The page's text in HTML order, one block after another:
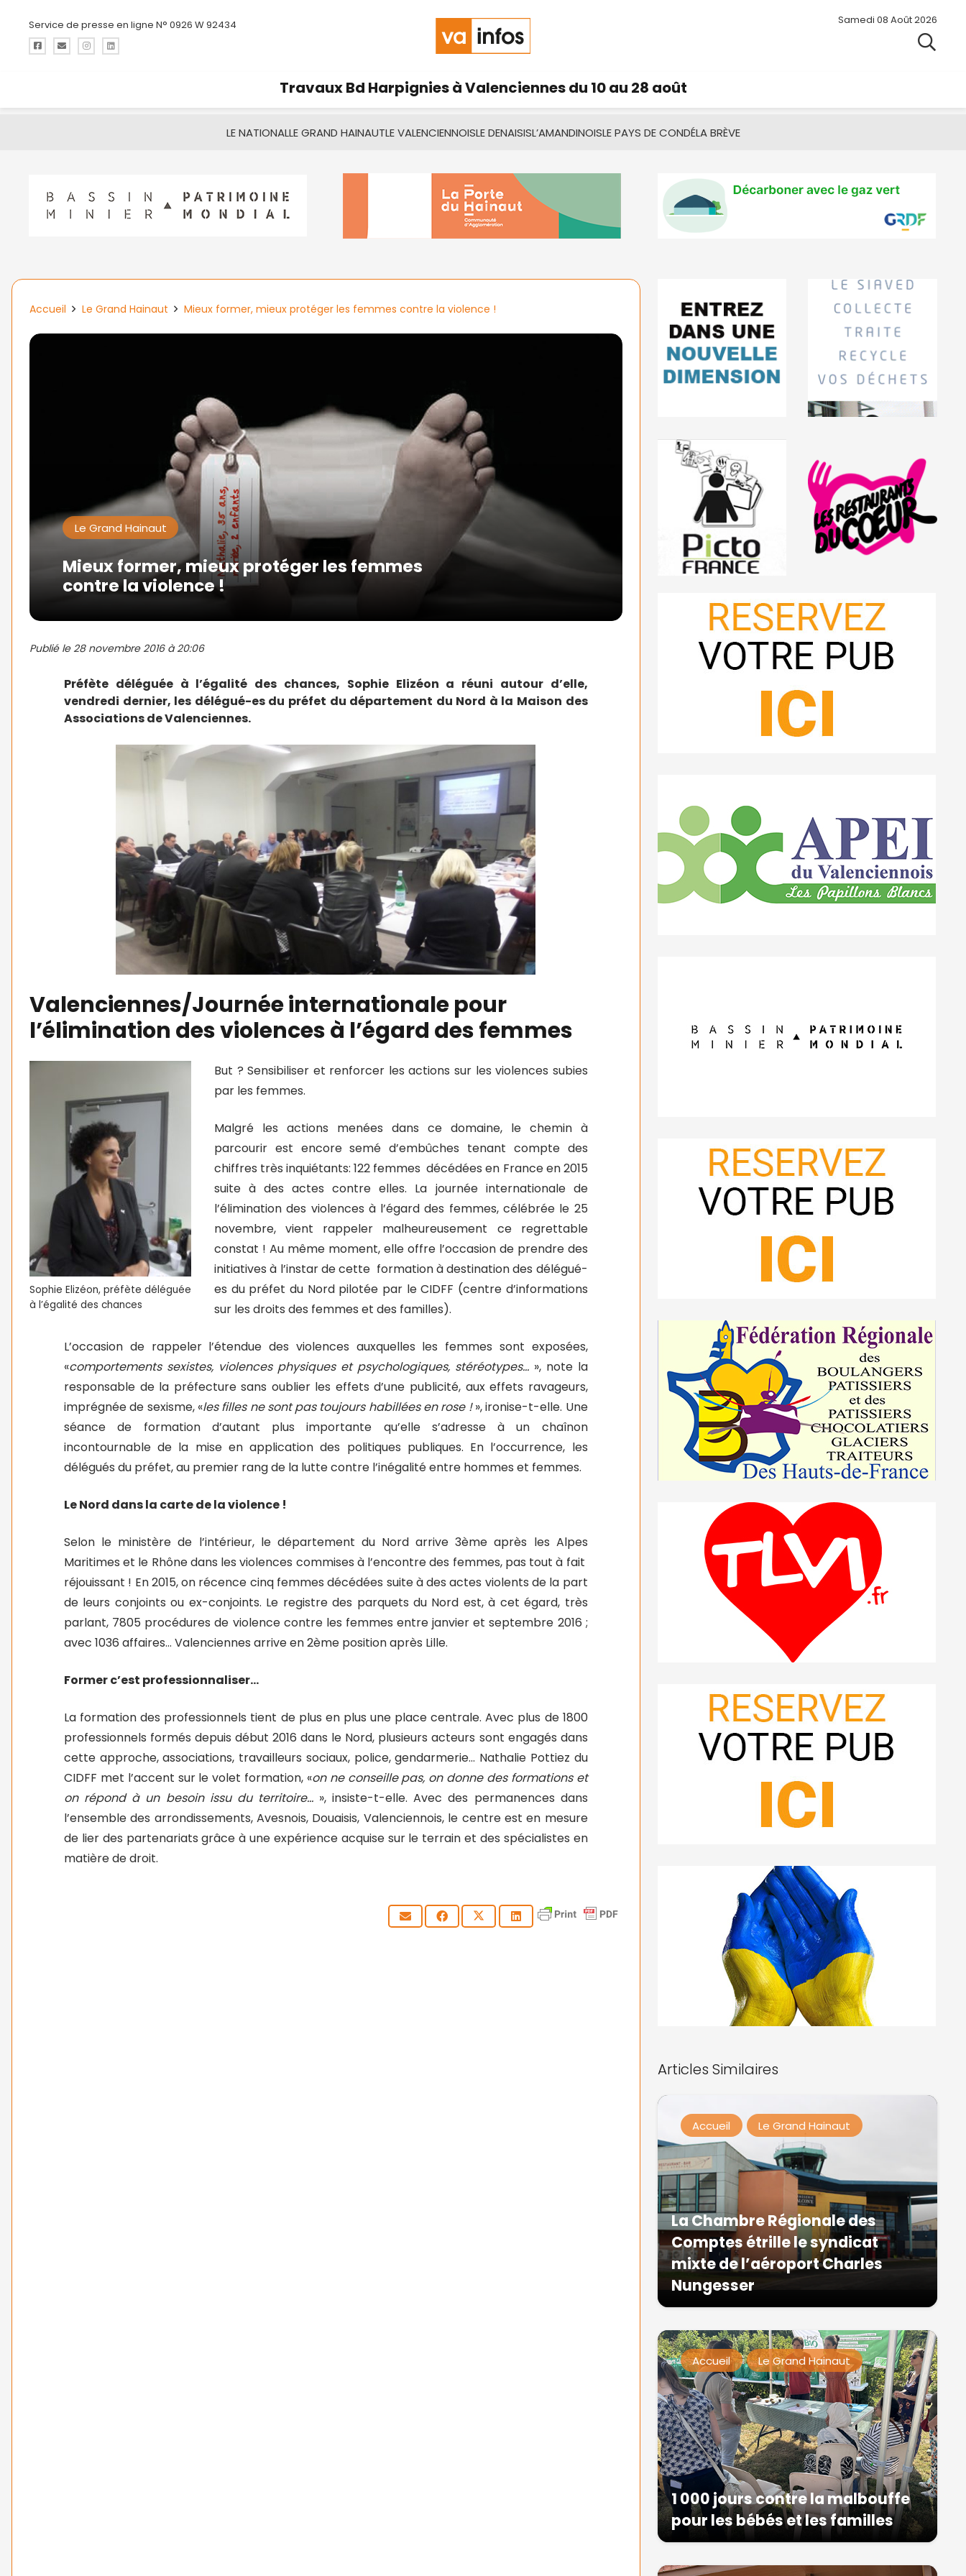
Service de presse en ligne N° 0926 W 92434 Samedi 08 Août 2026
Travaux Bd Harpignies à Valenciennes du 10 au 28 août
LE NATIONALLE GRAND HAINAUTLE VALENCIENNOISLE DENAISISL’AMANDINOISLE PAYS DE CONDÉLA BRÈVE
Accueil Le Grand Hainaut Mieux former, mieux protéger les femmes contre la violence !
Le Grand Hainaut
Mieux former, mieux protéger les femmes
contre la violence !
Publié le28 novembre 2016 à 20:06
Préfète déléguée à l’égalité des chances, Sophie Elizéon a réuni autour d’elle,
vendredi dernier, les délégué-es du préfet du département du Nord à la Maison des
Associations de Valenciennes.
Valenciennes/Journée internationale pour
l’élimination des violences à l’égard des femmes
Sophie Elizéon, préfète déléguée
à l’égalité des chances
But ? Sensibiliser et renforcer les actions sur les violences subies
par les femmes.
Malgré les actions menées dans ce domaine, le chemin à
parcourir est encore semé d’embûches tenant compte des
chiffres très inquiétants: 122 femmes décédées en France en 2015
suite à des actes contre elles. La journée internationale de
l’élimination des violences à l’égard des femmes, célébrée le 25
novembre, vient rappeler malheureusement ce regrettable
constat ! Au même moment, elle offre l’occasion de prendre des
initiatives à l’instar de cette formation à destination des délégué-
es du préfet du Nord pilotée par le CIDFF (centre d’informations
sur les droits des femmes et des familles).
L’occasion de rappeler l’étendue des violences auxquelles les femmes sont exposées,
«comportements sexistes, violences physiques et psychologiques, stéréotypes… », note la
responsable de la préfecture sans oublier les effets d’une publicité, aux effets ravageurs,
imprégnée de sexisme, «les filles ne sont pas toujours habillées en rose !», ironise-t-elle. Une
séance de formation d’autant plus importante qu’elle s’adresse à un chaînon
incontournable de la mise en application des politiques publiques. En l’occurrence, les
délégués du préfet, au premier rang de la lutte contre l’inégalité entre hommes et femmes.
Le Nord dans la carte de la violence !
Selon le ministère de l’intérieur, le département du Nord arrive 3ème après les Alpes
Maritimes et le Rhône dans les violences commises à l’encontre des femmes, pas tout à fait
réjouissant ! En 2015, on récence cinq femmes décédées suite à des actes violents de la part
de leurs conjoints ou ex-conjoints. Le registre des parquets du Nord est, à cet égard, très
parlant, 7805 procédures de violence contre les femmes entre janvier et septembre 2016 ;
avec 1036 affaires… Valenciennes arrive en 2ème position après Lille.
Former c’est professionnaliser…
La formation des professionnels tient de plus en plus une place centrale. Avec plus de 1800
professionnels formés depuis début 2016 dans le Nord, plusieurs acteurs sont engagés dans
cette approche, associations, travailleurs sociaux, police, gendarmerie… Nathalie Pottiez du
CIDFF met l’accent sur le volet formation, «on ne conseille pas, on donne des formations et
on répond à un besoin issu du territoire… », insiste-t-elle. Avec des permanences dans
l’ensemble des arrondissements, Avesnois, Douaisis, Valenciennois, le centre est en mesure
de lier des partenariats grâce à une expérience acquise sur le terrain et des spécialistes en
matière de droit.
Articles Similaires
Accueil Le Grand Hainaut
La Chambre Régionale des
Comptes étrille le syndicat
mixte de l’aéroport Charles
Nungesser
Accueil Le Grand Hainaut
1 000 jours contre la malbouffe
pour les bébés et les familles